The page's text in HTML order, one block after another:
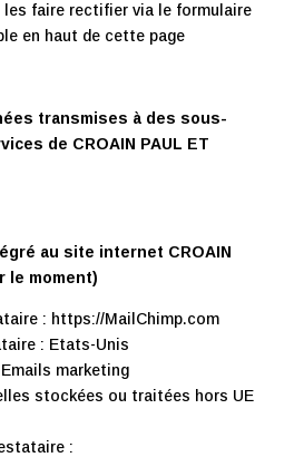
faire rectifier via le formulaire
en haut de cette page
transmises à des sous-
de CROAIN PAUL ET
au site internet CROAIN
le moment)
: https://MailChimp.com
: Etats-Unis
marketing
stockées ou traitées hors UE
: